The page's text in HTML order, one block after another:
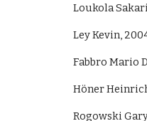
Loukola
Ley Kevin,
Fabbro Mario
Höner
Rogowski